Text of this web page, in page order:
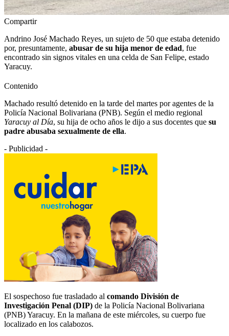
Compartir
Andrino José Machado Reyes, un sujeto de 50 que estaba detenido
por, presuntamente, abusar de su hija menor de edad, fue
encontrado sin signos vitales en una celda de San Felipe, estado
Yaracuy.
Contenido
Machado resultó detenido en la tarde del martes por agentes de la
Policía Nacional Bolivariana (PNB). Según el medio regional
Yaracuy al Día, su hija de ocho años le dijo a sus docentes que su
padre abusaba sexualmente de ella.
- Publicidad -
El sospechoso fue trasladado al comando División de
Investigación Penal (DIP) de la Policía Nacional Bolivariana
(PNB) Yaracuy. En la mañana de este miércoles, su cuerpo fue
localizado en los calabozos.